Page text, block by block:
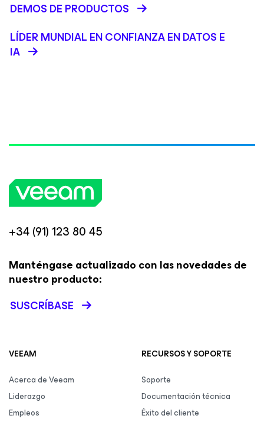
DEMOS DE PRODUCTOS
LÍDER MUNDIAL EN CONFIANZA EN DATOS E
IA
+34 (91) 123 80 45
Manténgase actualizado con las novedades de
nuestro producto:
SUSCRÍBASE
VEEAM
Acerca de Veeam
Liderazgo
Empleos
RECURSOS Y SOPORTE
Soporte
Documentación técnica
Éxito del cliente